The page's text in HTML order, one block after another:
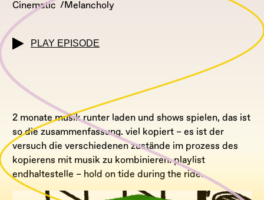
Cinematic
Melancholy
PLAY EPISODE
2 monate musik runter laden und shows spielen, das ist
so die zusammenfassung. viel kopiert – es ist der
versuch die verschiedenen zustände im prozess des
kopierens mit musik zu kombinieren. playlist
endhaltestelle – hold on tide during the ride.